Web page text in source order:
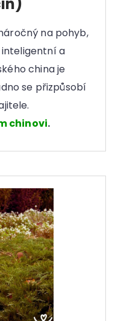
na pohyb,
a
china je
se přizpůsobí
chinovi.